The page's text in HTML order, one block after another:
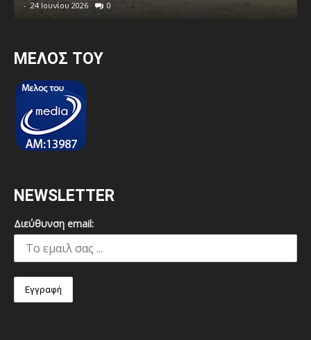
- 24 Ιουνίου 2026 0
MEΛΟΣ ΤΟΥ
NEWSLETTER
Διεύθυνση email: